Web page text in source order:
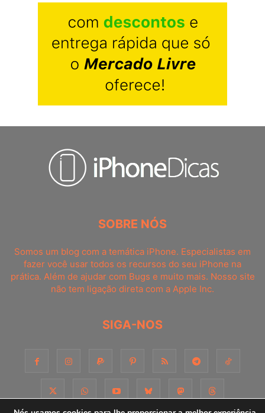
SOBRE NÓS
Somos um blog com a temática iPhone. Especialistas em
fazer você usar todos os recursos do seu iPhone na
prática. Além de ajudar com Bugs e muito mais. Nosso site
não tem ligação direta com a Apple Inc.
SIGA-NOS